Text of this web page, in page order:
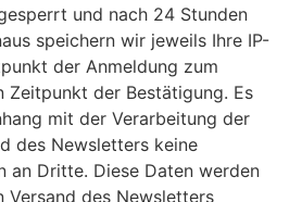
und nach 24 Stunden
speichern wir jeweils Ihre IP-
der Anmeldung zum
Zeitpunkt der Bestätigung. Es
mit der Verarbeitung der
des Newsletters keine
an Dritte. Diese Daten werden
Versand des Newsletters